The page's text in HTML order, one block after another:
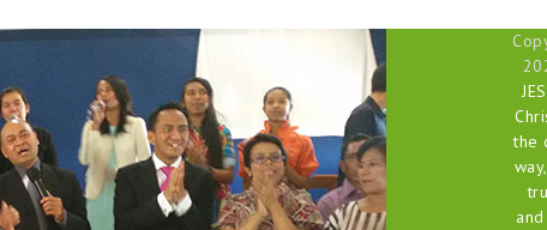
the